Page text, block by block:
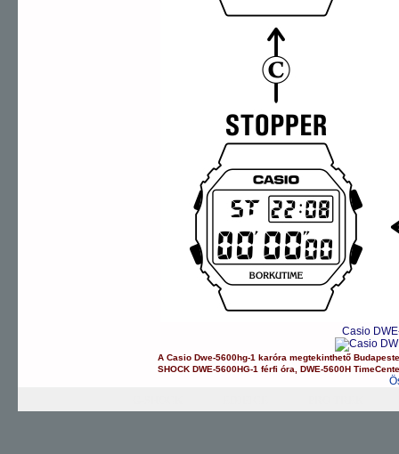
Casio
ACasio Dwe-5600hg-1 karóra megtekinthető
SHOCK DWE-5600HG-1 férfi óra ,DWE-5600H